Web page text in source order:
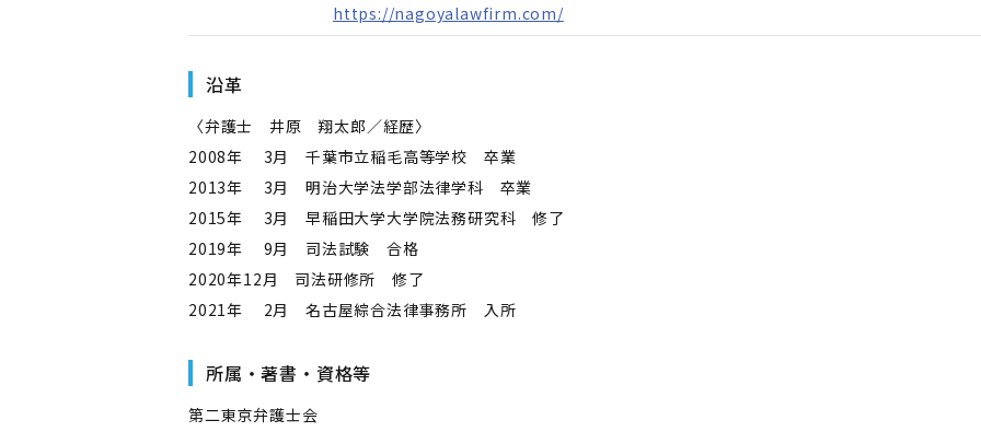
https://nagoyalawfirm.com/
沿革
〈弁護士 井原 翔太郎／経歴〉
2008年 3月 千葉市立稲毛高等学校 卒業
2013年 3月 明治大学法学部法律学科 卒業
2015年 3月 早稲田大学大学院法務研究科 修了
2019年 9月 司法試験 合格
2020年12月 司法研修所 修了
2021年 2月 名古屋綜合法律事務所 入所
所属・著書・資格等
第二東京弁護士会